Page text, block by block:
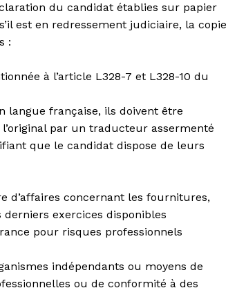
du candidat établies sur papier
est en redressement judiciaire, la copie
:
à l’article L328-7 et L328-10 du
langue française, ils doivent être
par un traducteur assermenté
que le candidat dispose de leurs
d’affaires concernant les fournitures,
exercices disponibles
pour risques professionnels
indépendants ou moyens de
ou de conformité à des